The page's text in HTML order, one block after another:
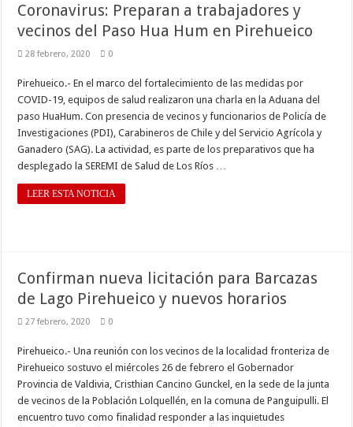
Coronavirus: Preparan a trabajadores y
vecinos del Paso Hua Hum en Pirehueico
28 febrero, 2020 0
Pirehueico.- En el marco del fortalecimiento de las medidas por
COVID-19, equipos de salud realizaron una charla en la Aduana del
paso HuaHum. Con presencia de vecinos y funcionarios de Policía de
Investigaciones (PDI), Carabineros de Chile y del Servicio Agrícola y
Ganadero (SAG). La actividad, es parte de los preparativos que ha
desplegado la SEREMI de Salud de Los Ríos …
LEER ESTA NOTICIA
Confirman nueva licitación para Barcazas
de Lago Pirehueico y nuevos horarios
27 febrero, 2020 0
Pirehueico.- Una reunión con los vecinos de la localidad fronteriza de
Pirehueico sostuvo el miércoles 26 de febrero el Gobernador
Provincia de Valdivia, Cristhian Cancino Gunckel, en la sede de la junta
de vecinos de la Población Lolquellén, en la comuna de Panguipulli. El
encuentro tuvo como finalidad responder a las inquietudes